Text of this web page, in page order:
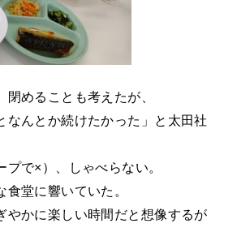
閉めることも考えたが、
なんとか続けたかった」と太田社
プで×）、しゃべらない。
堂に響いていた。
やかに楽しい時間だと想像するが